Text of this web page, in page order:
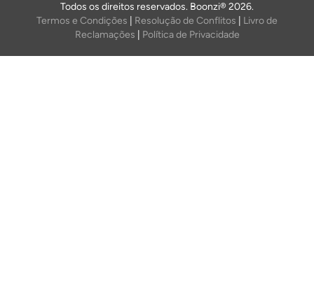
Todos os direitos reservados. Boonzi® 2026.
Termos e Condições
Resolução de Conflitos
Livro de
Reclamações
Política de Privacidade